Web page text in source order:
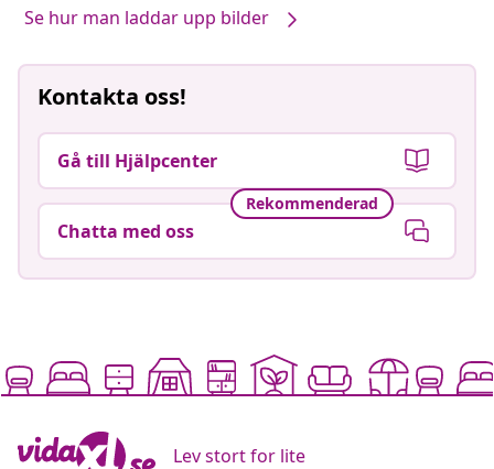
Se hur man laddar upp bilder
Kontakta oss!
Gå till Hjälpcenter
Rekommenderad
Chatta med oss
Lev stort for lite